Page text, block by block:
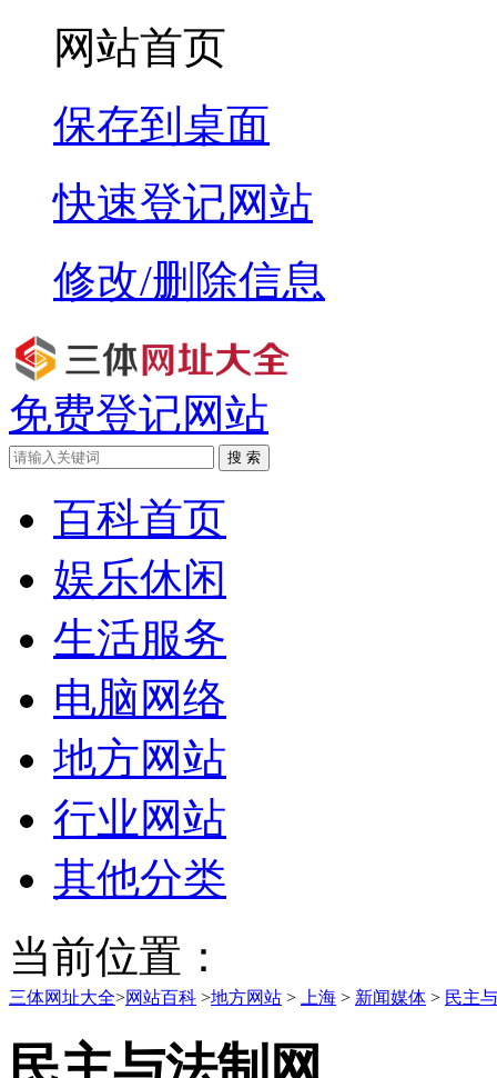
网站首页
保存到桌面
快速登记网站
修改/删除信息
免费登记网站
搜 索
百科首页
娱乐休闲
生活服务
电脑网络
地方网站
行业网站
其他分类
当前位置：
三体网址大全>网站百科 >地方网站 > 上海 > 新闻媒体 > 民主